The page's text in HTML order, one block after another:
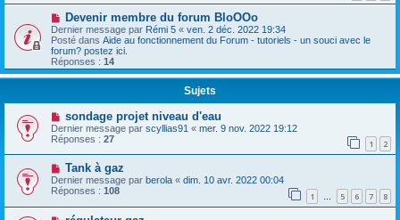
Devenir membre du forum BloOOo
Dernier message par Rémi 5 « ven. 2 déc. 2022 19:34
Posté dans Aide au fonctionnement du Forum - tutoriels - un souci avec le
forum? postez ici.
Réponses : 14
Sujets
sondage projet niveau d'eau
Dernier message par scyllias91 « mer. 9 nov. 2022 19:12
Réponses : 27 1 2
Tank à gaz
Dernier message par berola « dim. 10 avr. 2022 00:04
Réponses : 108 1 … 5 6 7 8